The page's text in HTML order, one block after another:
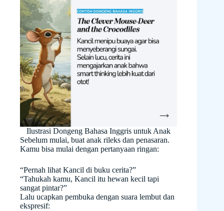
Ilustrasi Dongeng Bahasa Inggris untuk Anak
Sebelum mulai, buat anak rileks dan penasaran.
Kamu bisa mulai dengan pertanyaan ringan:
“Pernah lihat Kancil di buku cerita?”
“Tahukah kamu, Kancil itu hewan kecil tapi
sangat pintar?”
Lalu ucapkan pembuka dengan suara lembut dan
ekspresif: